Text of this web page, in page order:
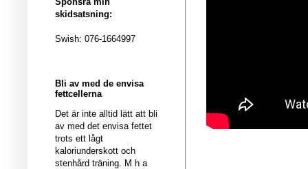
skidsatsning:
Swish: 076-1664997
Bli av med de envisa
fettcellerna
Det är inte alltid lätt att bli
av med det envisa fettet
trots ett lågt
kaloriunderskott och
stenhård träning. M h a